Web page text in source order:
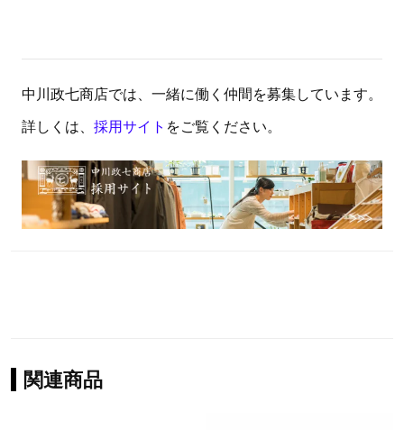
中川政七商店では、一緒に働く仲間を募集しています。
詳しくは、 採用サイト をご覧ください。
関連商品